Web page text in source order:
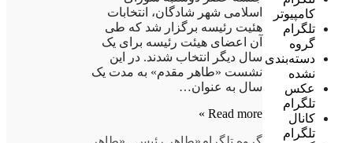
کامپیوتر
تلگرام
گروه
دسته‌بندی
نشده
عکس
تلگرام
کانال
تلگرام
اسلامی شهر شادگان، انتخابات
هئیت رئیسه برگزار شد که طی
آن اعضای هیئت رئیسه برای یک
سال دیگر انتخاب شدند. در این
نشست «طاهر مقدم» به مدت یک
سال به عنوان…
Read more »